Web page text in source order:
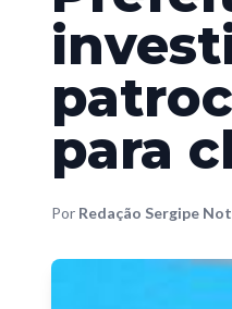
para
Por Redação Sergipe